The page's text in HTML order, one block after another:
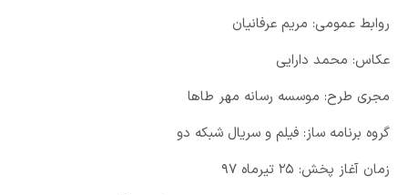
روابط عمومی: مریم عرفانیان
عکاس: محمد دارایی
مجری طرح: موسسه رسانه مهر طاها
گروه برنامه ساز: فیلم و سریال شبکه دو
زمان آغاز پخش: ۲۵ تیرماه ۹۷